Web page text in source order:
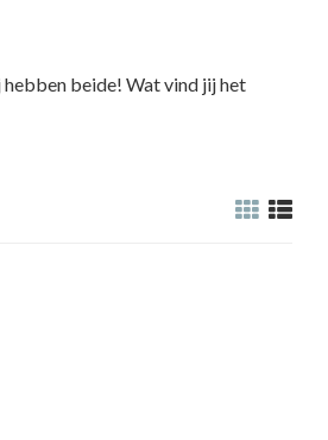
hebben beide! Wat vind jij het